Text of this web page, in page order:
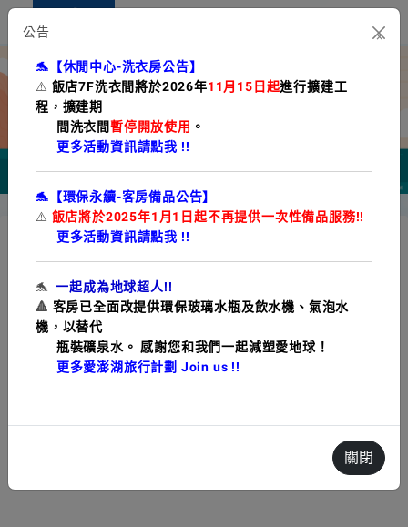
專案期間： 2026/01/01~2026/12/31
專案介紹 訂房規範
地，
⭐ 帶著孩子來到澎湖，感受迷人的海島魅力，共度愉快假
公告 ×
🐬【休閒中心-洗衣房公告】
⚠️ 飯店7F洗衣間將於2026年11月15日起進行擴建工
程，擴建期
間洗衣間暫停開放使用 。
更多活動資訊請點我 !!
🐬【環保永續-客房備品公告】
⚠️ 飯店將於2025年1月1日起不再提供一次性備品服務!!
更多活動資訊請點我 !!
🐬一起成為地球超人!!
🔺 客房已全面改提供環保玻璃水瓶及飲水機、氣泡水
機，以替代
瓶裝礦泉水。 感謝您和我們一起減塑愛地球！
更多愛澎湖旅行計劃 Join us !!
關閉